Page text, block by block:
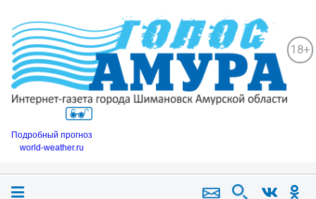
18+
Подробный прогноз
world-weather.ru